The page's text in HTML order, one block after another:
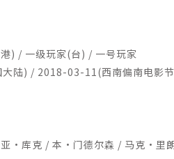
) / 一级玩家(台) / 一号玩家
陆) / 2018-03-11(西南偏南电影
·库克 / 本·门德尔森 / 马克·里